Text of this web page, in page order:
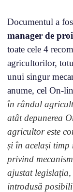
Documentul a
manager de
toate cele 4
agricultorilor,
unui singur
anume, cel On-
în rândul
atât depunerea
agricultor este
și în același timp
privind
ajustat
introdusă